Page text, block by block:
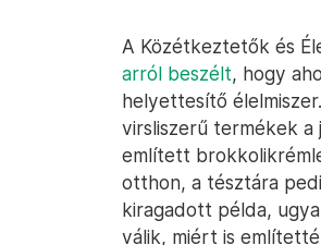
A Közétkeztetők és
arról beszélt, hogy
helyettesítő
virsliszerű termékek a
említett
otthon, a tésztára
kiragadott példa,
válik, miért is